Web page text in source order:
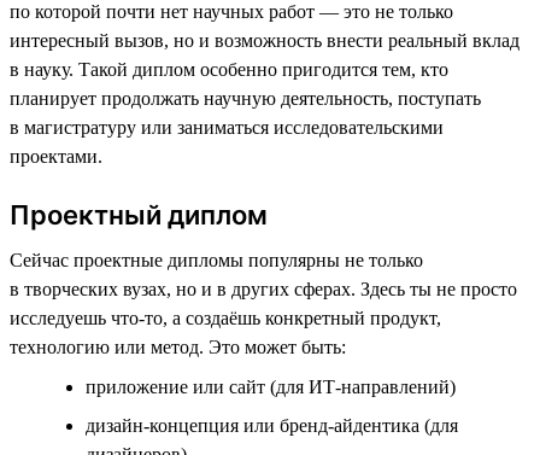
по которой почти нет научных работ — это не только
интересный вызов, но и возможность внести реальный вклад
в науку. Такой диплом особенно пригодится тем, кто
планирует продолжать научную деятельность, поступать
в магистратуру или заниматься исследовательскими
проектами.
Проектный диплом
Сейчас проектные дипломы популярны не только
в творческих вузах, но и в других сферах. Здесь ты не просто
исследуешь что-то, а создаёшь конкретный продукт,
технологию или метод. Это может быть:
приложение или сайт (для ИТ-направлений)
дизайн-концепция или бренд-айдентика (для